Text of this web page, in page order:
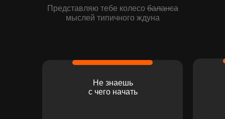
Представляю тебе колесобаланса
мыслей типичного ждуна
Не знаешь
с чего начать